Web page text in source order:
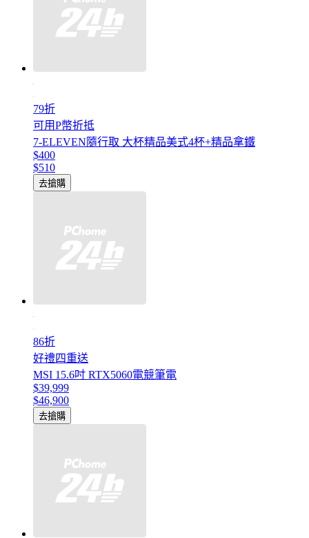
79折
可用P幣折抵
7-ELEVEN隨行取 大杯精品美式4杯+精品拿鐵
$400
$510
去搶購
86折
好禮四重送
MSI 15.6吋 RTX5060電競筆電
$39,999
$46,900
去搶購